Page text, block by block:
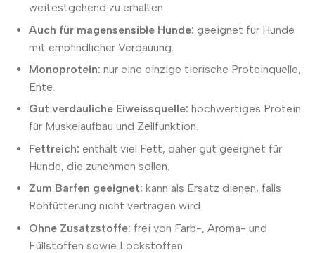
weitestgehend zu erhalten.
Auch für magensensible Hunde: geeignet für Hunde
mit empfindlicher Verdauung.
Monoprotein: nur eine einzige tierische Proteinquelle,
Ente.
Gut verdauliche Eiweissquelle: hochwertiges Protein
für Muskelaufbau und Zellfunktion.
Fettreich: enthält viel Fett, daher gut geeignet für
Hunde, die zunehmen sollen.
Zum Barfen geeignet: kann als Ersatz dienen, falls
Rohfütterung nicht vertragen wird.
Ohne Zusatzstoffe: frei von Farb-, Aroma- und
Füllstoffen sowie Lockstoffen.